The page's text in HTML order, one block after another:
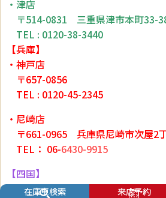
・津店
〒514-0831 三重県津市本町33-
TEL : 0120-38-3440
【兵庫】
・神戸店
〒657-0856
TEL : 0120-45-2345
・尼崎店
〒661-0965 兵庫県尼崎市次屋2
TEL： 06-6430-9915
【四国】
在庫車検索 来店予約